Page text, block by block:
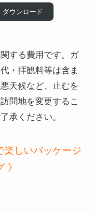
ダウンロード
する費用です。ガ
・拝観料等は含ま
天候など、止むを
問地を変更するこ
承ください。
楽しいパッケージ
》